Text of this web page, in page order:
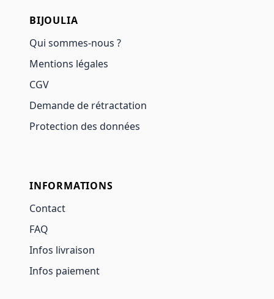
BIJOULIA
Qui sommes-nous ?
Mentions légales
CGV
Demande de rétractation
Protection des données
INFORMATIONS
Contact
FAQ
Infos livraison
Infos paiement